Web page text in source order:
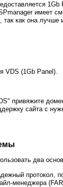
1Gb
имеет
как она
VDS (1Gb Panel).
привяжите
сайта с
два
протокол,
менеджера